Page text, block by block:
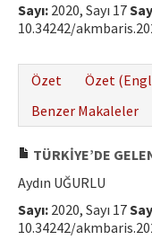
Sayı: 2020, Sayı 17
10.34242/
Özet
Özet
Benzer Makaleler
TÜRKİYE’DE
Aydın UĞURLU
Sayı: 2020, Sayı 17
10.34242/